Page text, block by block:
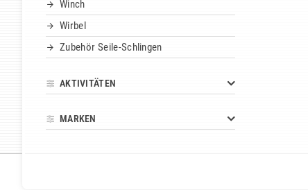
Winch
Wirbel
Zubehör Seile-Schlingen
AKTIVITÄTEN
MARKEN